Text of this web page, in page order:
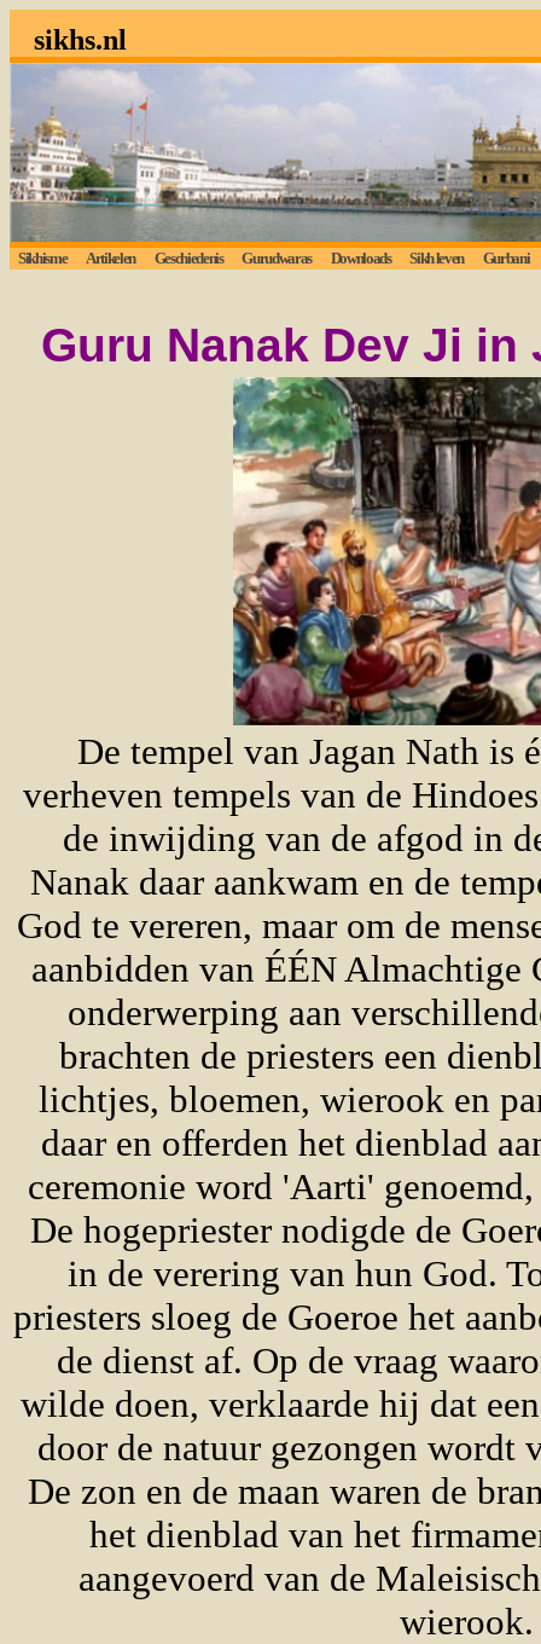
sikhs.nl
Sikhisme Artikelen Geschiedenis Gurudwaras Downloads Sikh leven Gurbani
Guru Nanak Dev Ji in
De tempel van Jagan Nath is
verheven tempels van de
de inwijding van de afgod in
Nanak daar aankwam en de
God te vereren, maar om de
aanbidden van ÉÉN Almachtige
onderwerping aan
brachten de priesters een
lichtjes, bloemen, wierook en
daar en offerden het dienblad
ceremonie word 'Aarti'
De hogepriester nodigde de
in de verering van hun God.
priesters sloeg de Goeroe het
de dienst af. Op de vraag
wilde doen, verklaarde hij dat
door de natuur gezongen wordt
De zon en de maan waren de
het dienblad van het
aangevoerd van de
wierook.